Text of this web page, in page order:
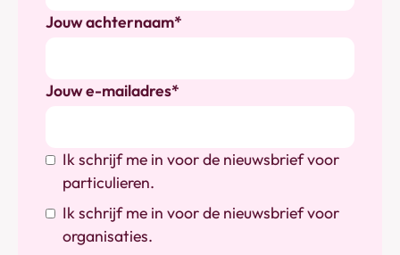
Jouw achternaam*
Jouw e-mailadres*
Ik schrijf me in voor de nieuwsbrief voor
particulieren.
Ik schrijf me in voor de nieuwsbrief voor
organisaties.